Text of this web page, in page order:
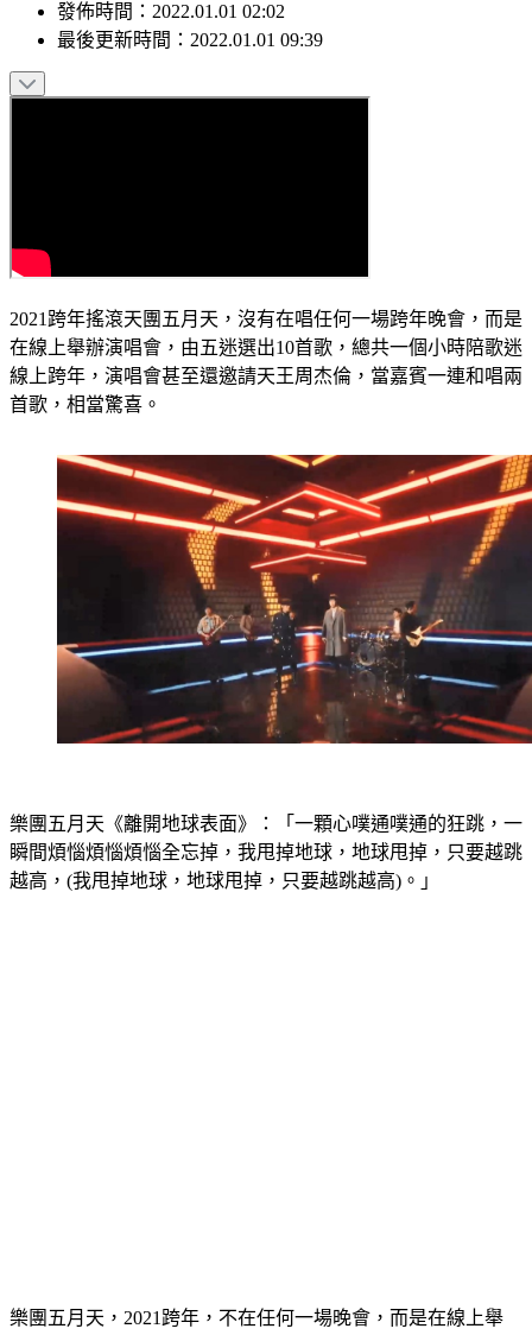
記者：羅一心｜攝影：廖文漢
發佈時間：2022.01.01 02:02
2021跨年搖滾天團五月天，沒有在唱任何一場跨年晚會，而是
在線上舉辦演唱會，由五迷選出10首歌，總共一個小時陪歌迷
線上跨年，演唱會甚至還邀請天王周杰倫，當嘉賓一連和唱兩
樂團五月天《離開地球表面》：「一顆心噗通噗通的狂跳，一
瞬間煩惱煩惱煩惱全忘掉，我甩掉地球，地球甩掉，只要越跳